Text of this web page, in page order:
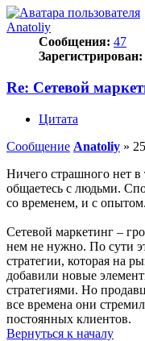
Anatoliy
Сообщения: 47
Зарегистрирован:
Re: Сетевой
Цитата
Сообщение Anatoliy »
Ничего страшного нет
общаетесь с людьми.
со временем, и с опытом.
Сетевой маркетинг –
нем не нужно. По сути
стратегии, которая на
добавили новые
стратегиями. Но
все времена они
постоянных клиентов.
Вернуться к началу